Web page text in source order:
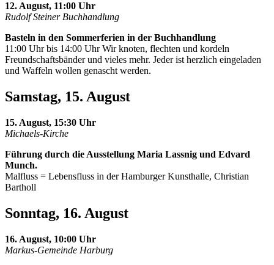
12. August, 11:00 Uhr
Rudolf Steiner Buchhandlung
Basteln in den Sommerferien in der Buchhandlung
11:00 Uhr bis 14:00 Uhr Wir knoten, flechten und kordeln
Freundschaftsbänder und vieles mehr. Jeder ist herzlich eingeladen
und Waffeln wollen genascht werden.
Samstag, 15. August
15. August, 15:30 Uhr
Michaels-Kirche
Führung durch die Ausstellung Maria Lassnig und Edvard
Munch.
Malfluss = Lebensfluss in der Hamburger Kunsthalle, Christian
Bartholl
Sonntag, 16. August
16. August, 10:00 Uhr
Markus-Gemeinde Harburg